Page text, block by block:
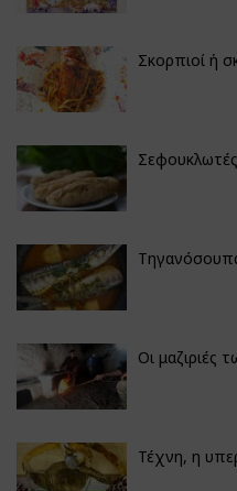
Σκορπιοί ή
Οι μαζιριές
Τέχνη, η